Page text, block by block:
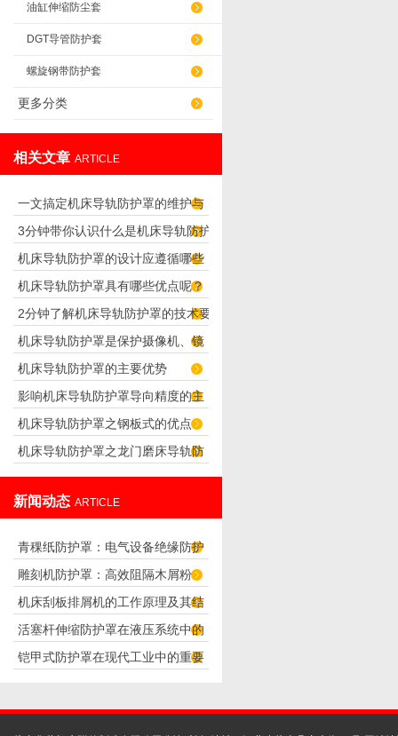
油缸伸缩防尘套
DGT导管防护套
螺旋钢带防护套
更多分类
相关文章 ARTICLE
一文搞定机床导轨防护罩的维护与
保养要点
3分钟带你认识什么是机床导轨防护
罩
机床导轨防护罩的设计应遵循哪些
理念呢？
机床导轨防护罩具有哪些优点呢？
2分钟了解机床导轨防护罩的技术要
求
机床导轨防护罩是保护摄像机、镜
头正常工作的防护罩
机床导轨防护罩的主要优势
影响机床导轨防护罩导向精度的主
要因素
机床导轨防护罩之钢板式的优点
机床导轨防护罩之龙门磨床导轨防
新闻动态 ARTICLE
青稞纸防护罩：电气设备绝缘防护
专用方案
雕刻机防护罩：高效阻隔木屑粉
尘，守护设备精度与安全
机床刮板排屑机的工作原理及其结
构分析
活塞杆伸缩防护罩在液压系统中的
应用
铠甲式防护罩在现代工业中的重要